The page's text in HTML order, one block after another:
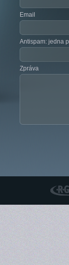
Email
Antispam: jedna
Zpráva